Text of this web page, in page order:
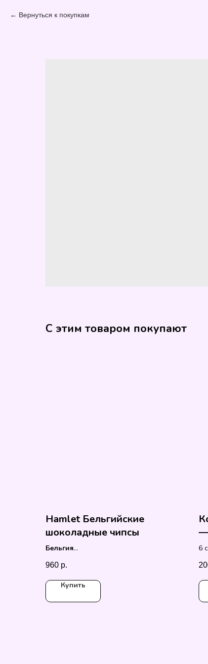
Вернуться к покупкам
С этим товаром покупают
Hamlet Бельгийские
шоколадные чипсы
Бельгия
960 р.
Купить
—
6